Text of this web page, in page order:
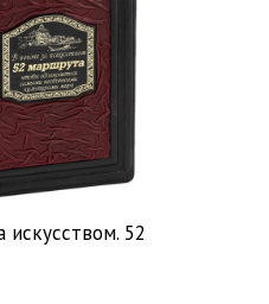
искусством. 52